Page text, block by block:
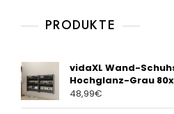
PRODUKTE
vidaXL Wand-
Hochglanz-Grau
48,99€